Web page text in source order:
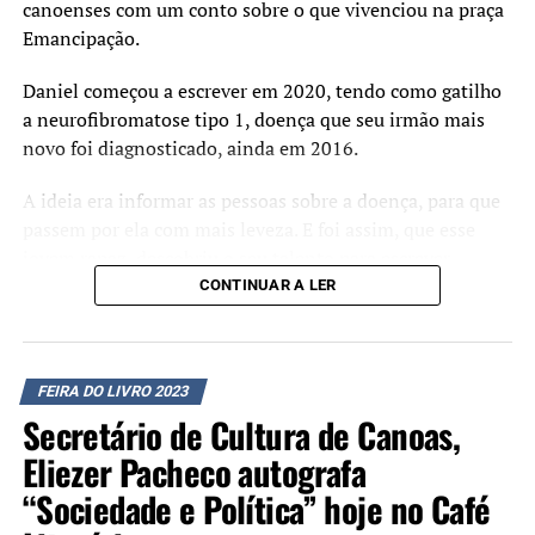
Lançamento
O lançamento será neste sábado, às 16h, no Café
Literário. O livro, publicado pela Entreverbo, está
disponível na Feira do Livro de Canoas ou nas principais
plataformas digitais.
canoenses com um conto sobre o que vivenciou na praça
Emancipação.
Daniel começou a escrever em 2020, tendo como gatilho
a neurofibromatose tipo 1, doença que seu irmão mais
novo foi diagnosticado, ainda em 2016.
A ideia era informar as pessoas sobre a doença, para que
…………….
Daniel Maier*
Mais do que saber responder perguntas, ou desenvolver
teses e trabalhos, o pesquisador é aquele que também
sabe aproveitar a aventura que é chegar nas respostas.
CONTINUAR A LER
FEIRA DO LIVRO 2023
Secretário de Cultura de Canoas,
Eliezer Pacheco autografa
“Sociedade e Política” hoje no Café